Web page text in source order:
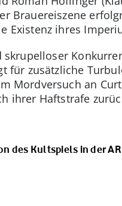
Brauereiszene
Existenz ihres
für zusätzliche
Mordversuch an
ihrer Haftstrafe
des Kultspiels in der